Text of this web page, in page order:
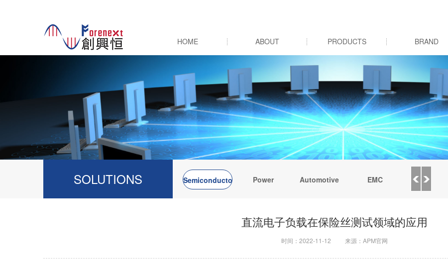
HOME ABOUT PRODUCTS BRAND
SOLUTIONS Semiconductor
Power
Automotive EMC
Photovoltaic
energy
直流电子负载在保险丝测试领域的应用
时间：2022-11-12 来源：APM官网